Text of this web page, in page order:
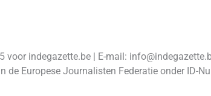
voor indegazette.be | E-mail:
de Europese Journalisten Federatie onder ID-